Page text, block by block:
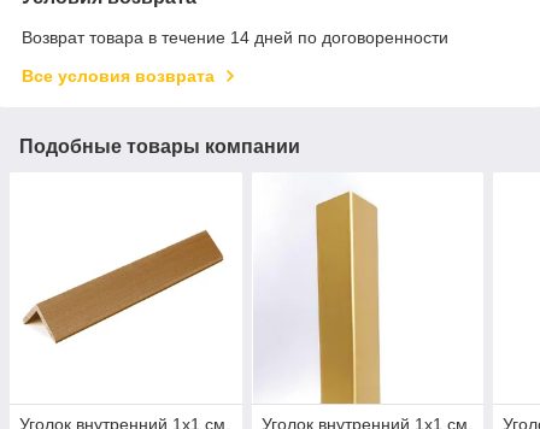
Возврат товара в течение 14 дней по договоренности
Все условия возврата
Подобные товары компании
Уголок внутренний 1х1 см,
Уголок внутренний 1х1 см,